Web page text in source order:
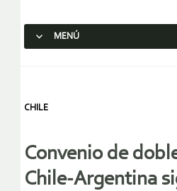
MENÚ
CHILE
Convenio de
Chile-Argentina